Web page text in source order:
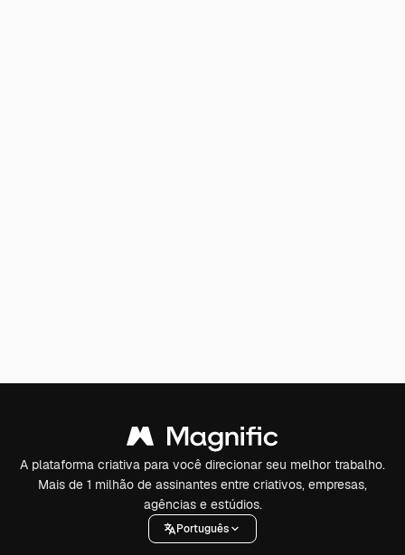
A plataforma criativa para você direcionar seu melhor trabalho.
Mais de 1 milhão de assinantes entre criativos, empresas,
agências e estúdios.
Português